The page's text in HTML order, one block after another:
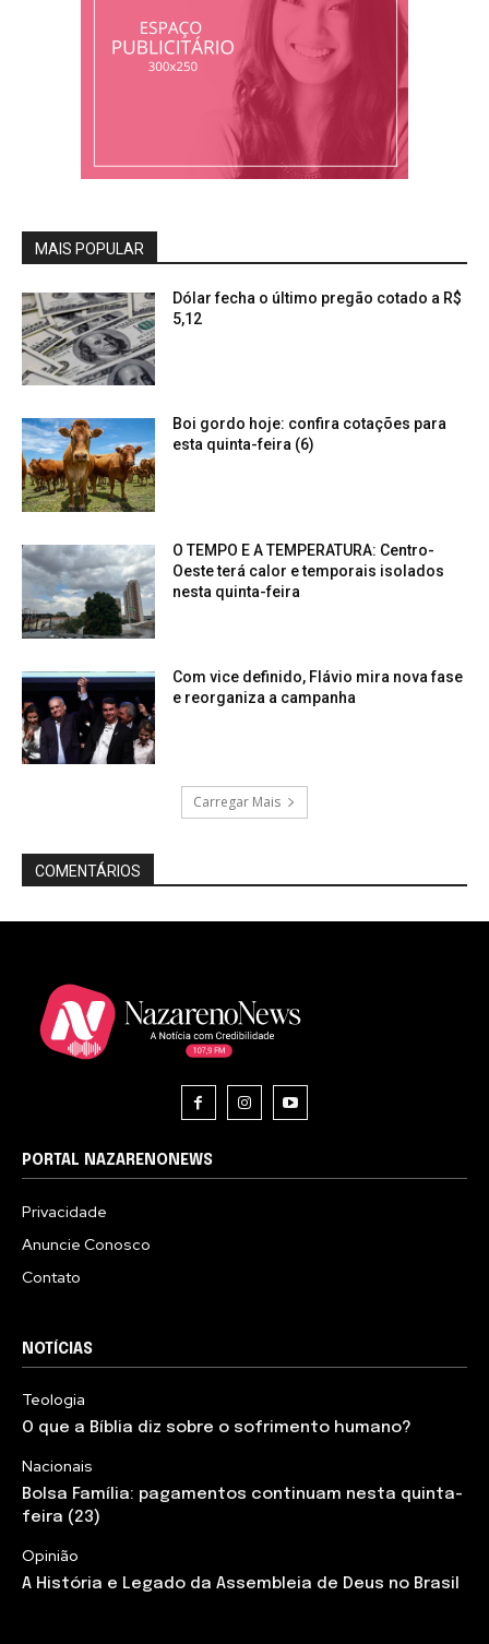
MAIS POPULAR
Dólar fecha o último pregão cotado a R$
5,12
Boi gordo hoje: confira cotações para
esta quinta-feira (6)
O TEMPO E A TEMPERATURA: Centro-
Oeste terá calor e temporais isolados
nesta quinta-feira
Com vice definido, Flávio mira nova fase
e reorganiza a campanha
Carregar Mais
COMENTÁRIOS
PORTAL NAZARENONEWS
Privacidade
Anuncie Conosco
Contato
NOTÍCIAS
Teologia
O que a Bíblia diz sobre o sofrimento humano?
Nacionais
Bolsa Família: pagamentos continuam nesta quinta-
feira (23)
Opinião
A História e Legado da Assembleia de Deus no Brasil